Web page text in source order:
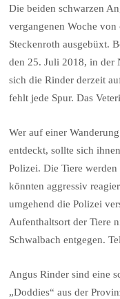
Die beiden schwarzen
vergangenen Woche
Steckenroth ausgebüxt.
den 25. Juli 2018, in der
sich die Rinder derzeit
fehlt jede Spur. Das
Wer auf einer
entdeckt, sollte sich
Polizei. Die Tiere
könnten aggressiv
umgehend die Polizei
Aufenthaltsort der Tiere
Schwalbach entgegen.
Angus Rinder sind eine
„Doddies“ aus der